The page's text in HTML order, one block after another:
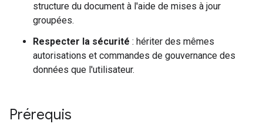
structure du document à l'aide de mises à jour
groupées.
Respecter la sécurité : hériter des mêmes
autorisations et commandes de gouvernance des
données que l'utilisateur.
Prérequis